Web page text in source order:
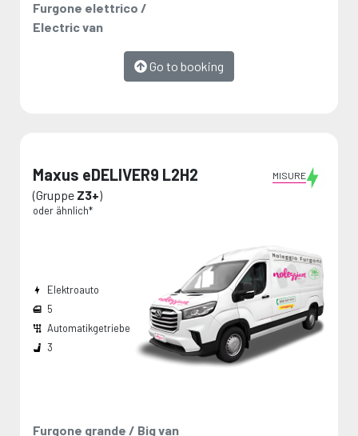
Furgone elettrico /
Electric van
Go to booking
Maxus eDELIVER9 L2H2
(Gruppe Z3+)
oder ähnlich*
Furgone grande / Big van
MISURE
Elektroauto
5
Automatikgetriebe
3